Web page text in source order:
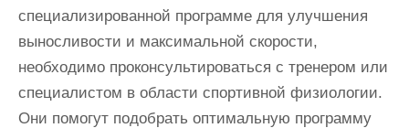
специализированной программе для улучшения
выносливости и максимальной скорости,
необходимо проконсультироваться с тренером или
специалистом в области спортивной физиологии.
Они помогут подобрать оптимальную программу